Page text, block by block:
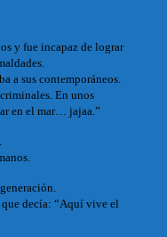
y fue incapaz de lograr
a sus contemporáneos.
En unos
en el mar… jajaa.”
que decía: “Aquí vive el